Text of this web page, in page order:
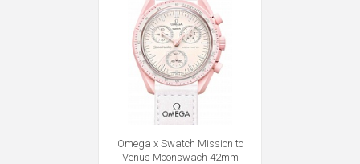
Omega x Swatch Mission to
Venus Moonswach 42mm